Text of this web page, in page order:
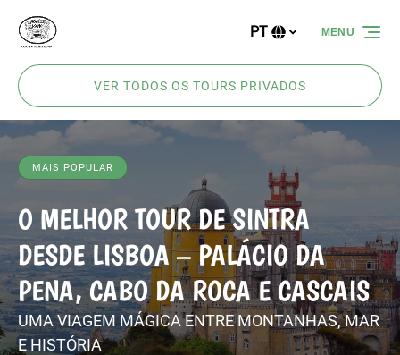
Passar para a navegação primária
Passar para o conteúdo
Passar para o rodapé
o
seu
idioma
PT
VER TODOS OS TOURS PRIVADOS
MENU
MAIS POPULAR
O MELHOR TOUR DE SINTRA
DESDE LISBOA – PALÁCIO DA
PENA, CABO DA ROCA E CASCAIS
UMA VIAGEM MÁGICA ENTRE MONTANHAS, MAR
E HISTÓRIA